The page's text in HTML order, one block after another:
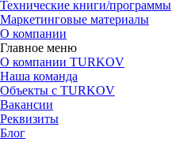
Технические книги/программы
Маркетинговые материалы
О компании
Главное меню
О компании TURKOV
Наша команда
Объекты с TURKOV
Вакансии
Реквизиты
Блог